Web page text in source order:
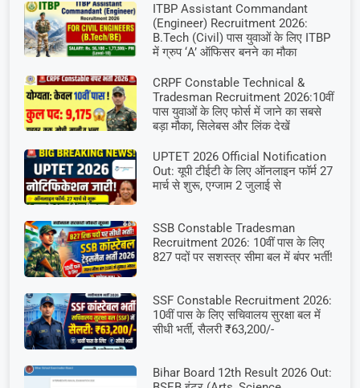
ITBP Assistant Commandant
(Engineer) Recruitment 2026:
B.Tech (Civil) पास युवाओं के लिए ITBP
में ग्रुप ‘A’ ऑफिसर बनने का मौका
CRPF Constable Technical &
Tradesman Recruitment 2026:10वीं
पास युवाओं के लिए फोर्स में जाने का सबसे
बड़ा मौका, सिलेबस और लिंक देखें
UPTET 2026 Official Notification
Out: यूपी टीईटी के लिए ऑनलाइन फॉर्म 27
मार्च से शुरू, एग्जाम 2 जुलाई से
SSB Constable Tradesman
Recruitment 2026: 10वीं पास के लिए
827 पदों पर सशस्त्र सीमा बल में बंपर भर्ती!
SSF Constable Recruitment 2026:
10वीं पास के लिए सचिवालय सुरक्षा बल में
सीधी भर्ती, सैलरी ₹63,200/-
Bihar Board 12th Result 2026 Out: